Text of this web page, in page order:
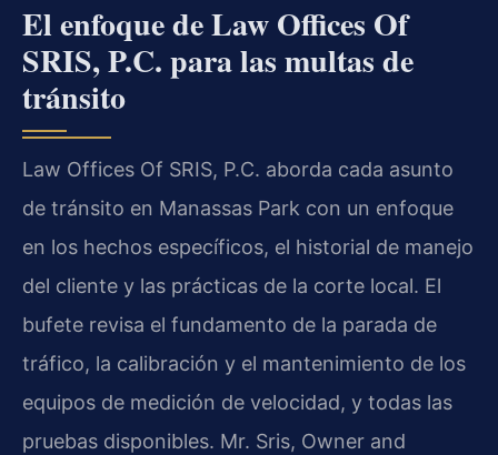
El enfoque de Law Offices Of
SRIS, P.C. para las multas de
tránsito
Law Offices Of SRIS, P.C. aborda cada asunto
de tránsito en Manassas Park con un enfoque
en los hechos específicos, el historial de manejo
del cliente y las prácticas de la corte local. El
bufete revisa el fundamento de la parada de
tráfico, la calibración y el mantenimiento de los
equipos de medición de velocidad, y todas las
pruebas disponibles. Mr. Sris, Owner and